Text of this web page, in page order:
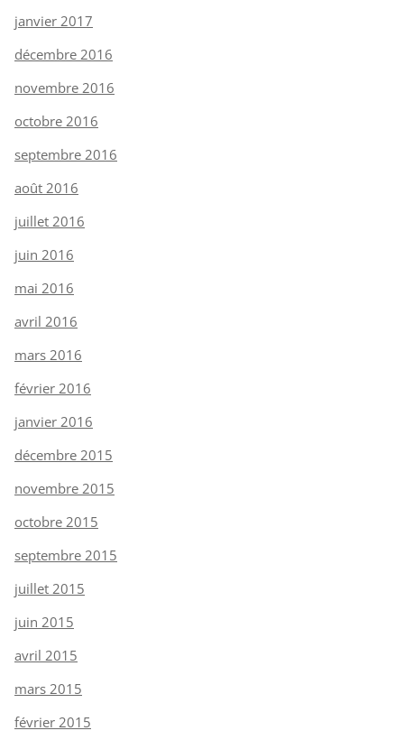
janvier 2017
décembre 2016
novembre 2016
octobre 2016
septembre 2016
août 2016
juillet 2016
juin 2016
mai 2016
avril 2016
mars 2016
février 2016
janvier 2016
décembre 2015
novembre 2015
octobre 2015
septembre 2015
juillet 2015
juin 2015
avril 2015
mars 2015
février 2015